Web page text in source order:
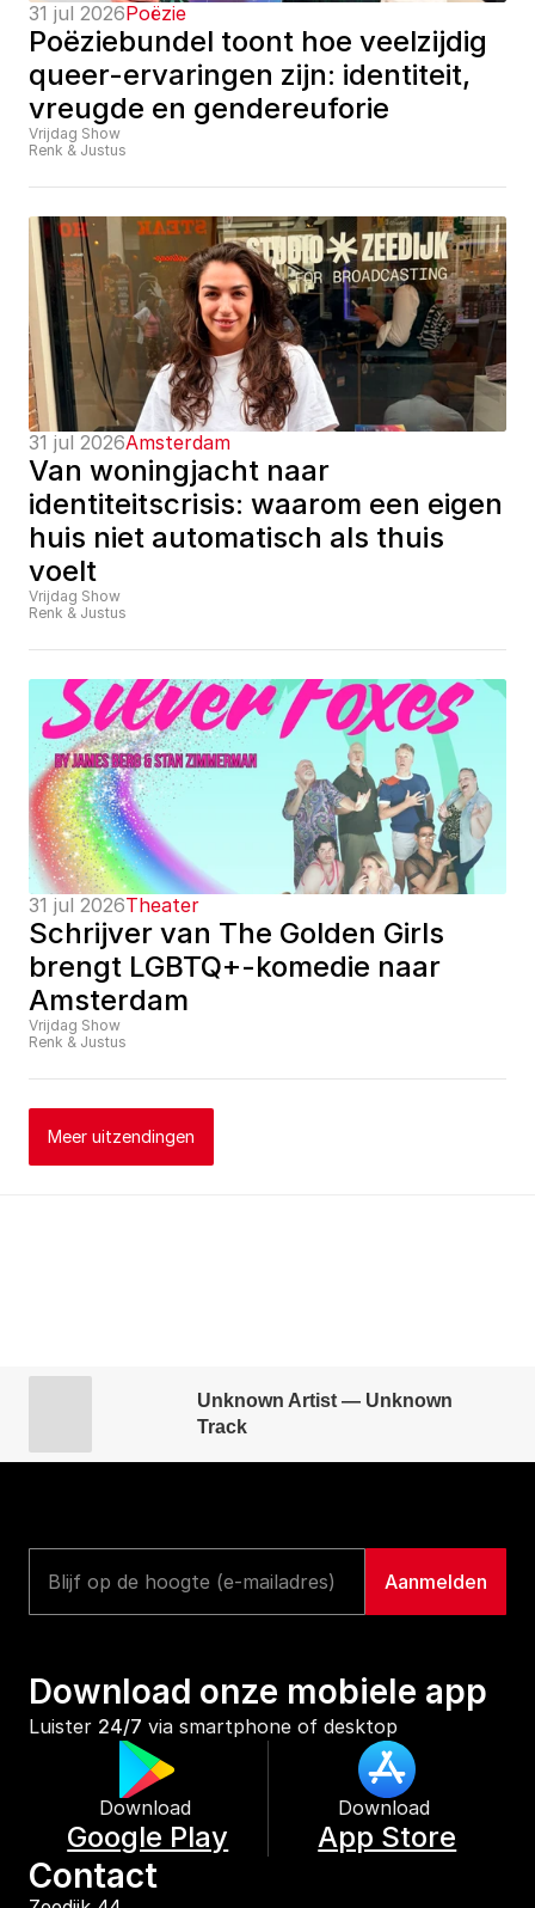
31 jul 2026Poëzie
Poëziebundel toont hoe veelzijdig
queer-ervaringen zijn: identiteit,
vreugde en gendereuforie
Vrijdag Show
Renk & Justus
31 jul 2026Amsterdam
Van woningjacht naar
identiteitscrisis: waarom een eigen
huis niet automatisch als thuis
voelt
Vrijdag Show
Renk & Justus
31 jul 2026Theater
Schrijver van The Golden Girls
brengt LGBTQ+-komedie naar
Amsterdam
Vrijdag Show
Renk & Justus
Meer uitzendingen
Unknown Artist — Unknown
Track
Download onze mobiele app
Luister 24/7 via smartphone of desktop
Download
Google Play
Download
App Store
Contact